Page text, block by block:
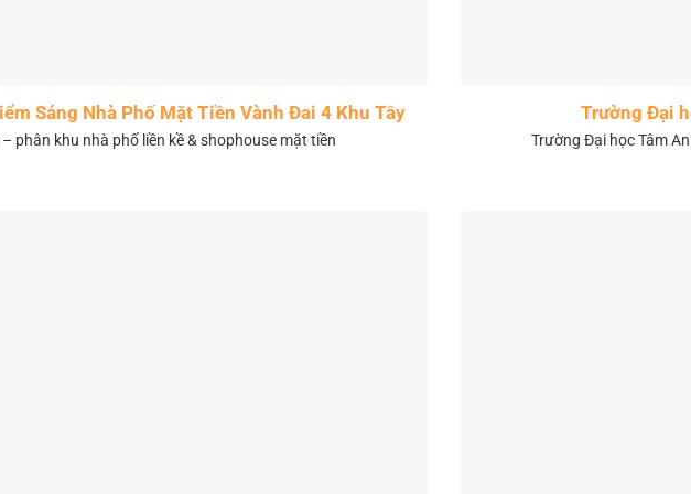
Sáng Nhà Phố Mặt Tiền Vành Đai 4 Khu Tây
phân khu nhà phố liền kề & shophouse mặt tiền
Trường Đại
Trường Đại học Tâm